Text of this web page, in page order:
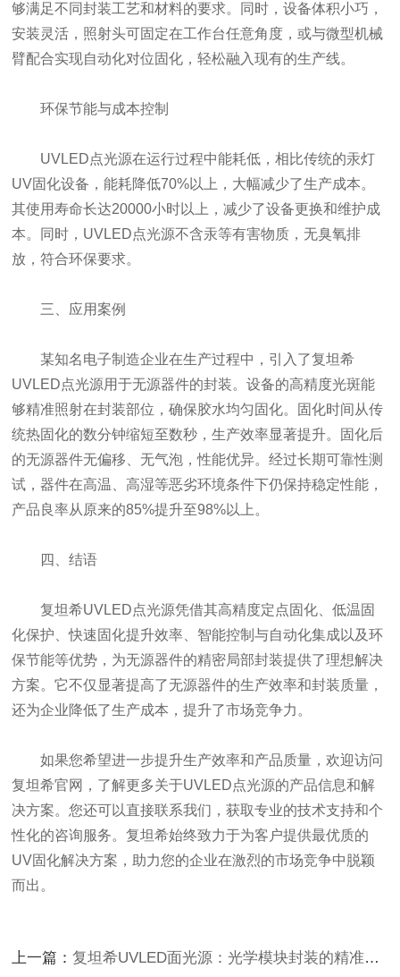
够满足不同封装工艺和材料的要求。同时，设备体积小巧，
安装灵活，照射头可固定在工作台任意角度，或与微型机械
臂配合实现自动化对位固化，轻松融入现有的生产线。
环保节能与成本控制
UVLED点光源在运行过程中能耗低，相比传统的汞灯
UV固化设备，能耗降低70%以上，大幅减少了生产成本。
其使用寿命长达20000小时以上，减少了设备更换和维护成
本。同时，UVLED点光源不含汞等有害物质，无臭氧排
放，符合环保要求。
三、应用案例
某知名电子制造企业在生产过程中，引入了复坦希
UVLED点光源用于无源器件的封装。设备的高精度光斑能
够精准照射在封装部位，确保胶水均匀固化。固化时间从传
统热固化的数分钟缩短至数秒，生产效率显著提升。固化后
的无源器件无偏移、无气泡，性能优异。经过长期可靠性测
试，器件在高温、高湿等恶劣环境条件下仍保持稳定性能，
产品良率从原来的85%提升至98%以上。
四、结语
复坦希UVLED点光源凭借其高精度定点固化、低温固
化保护、快速固化提升效率、智能控制与自动化集成以及环
保节能等优势，为无源器件的精密局部封装提供了理想解决
方案。它不仅显著提高了无源器件的生产效率和封装质量，
还为企业降低了生产成本，提升了市场竞争力。
如果您希望进一步提升生产效率和产品质量，欢迎访问
复坦希官网，了解更多关于UVLED点光源的产品信息和解
决方案。您还可以直接联系我们，获取专业的技术支持和个
性化的咨询服务。复坦希始终致力于为客户提供最优质的
UV固化解决方案，助力您的企业在激烈的市场竞争中脱颖
而出。
上一篇：复坦希UVLED面光源：光学模块封装的精准固化解决方案